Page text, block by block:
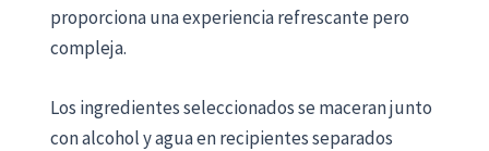
proporciona una experiencia refrescante pero
compleja.
Los ingredientes seleccionados se maceran junto
con alcohol y agua en recipientes separados